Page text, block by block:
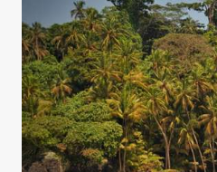
UNE
BALEINE
QUI
S’ÉTAIT
EMPÊTRÉE
DANS
UN
MAILLAGE
À